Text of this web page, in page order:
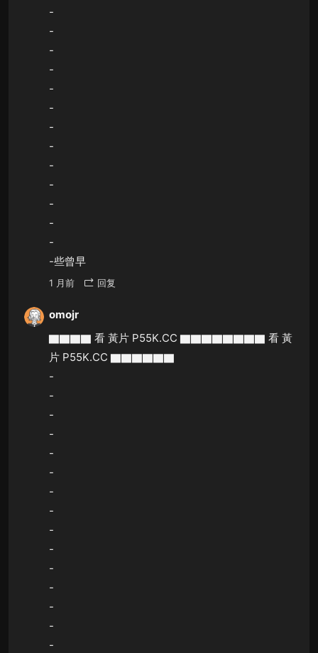
-
-
-
-
-
-
-
-
-
-
-
-
-
-些曾早
1 月前 回复
omojr
▇▇▇▇ 看 黃片 P55K.CC ▇▇▇▇▇▇▇▇ 看 黃
片 P55K.CC ▇▇▇▇▇▇
-
-
-
-
-
-
-
-
-
-
-
-
-
-
-